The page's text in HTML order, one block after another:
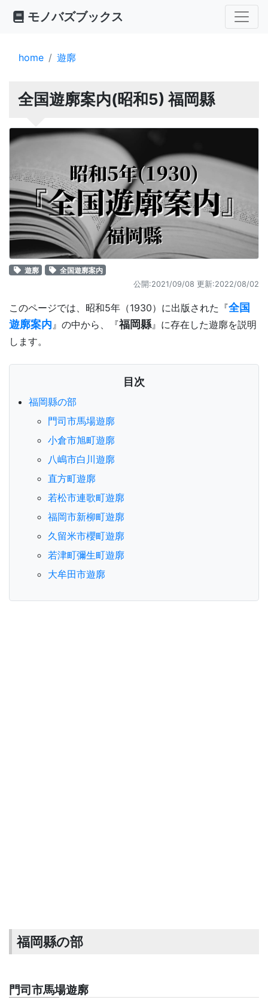
モノバズブックス
home 遊廓
全国遊廓案内(昭和5) 福岡縣
遊廓
全国遊廓案内
公開:2021/09/08 更新:2022/08/02
このページでは、昭和5年（1930）に出版された『全国
遊廓案内』の中から、『福岡縣』に存在した遊廓を説明
します。
目次
福岡縣の部
門司市馬場遊廓
小倉市旭町遊廓
八嶋市白川遊廓
直方町遊廓
若松市連歌町遊廓
福岡市新柳町遊廓
久留米市櫻町遊廓
若津町彌生町遊廓
大牟田市遊廓
福岡縣の部
門司市馬場遊廓